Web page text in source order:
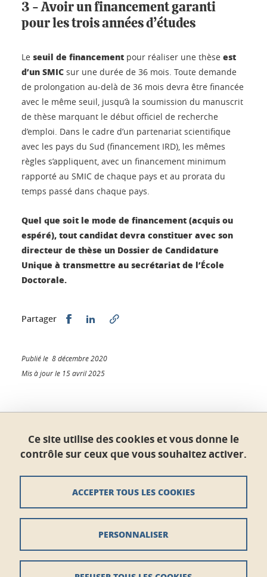
3 - Avoir un financement garanti
pour les trois années d’études
Le seuil de financement pour réaliser une thèse est
d’un SMIC sur une durée de 36 mois. Toute demande
de prolongation au-delà de 36 mois devra être financée
avec le même seuil, jusqu’à la soumission du manuscrit
de thèse marquant le début officiel de recherche
d’emploi. Dans le cadre d’un partenariat scientifique
avec les pays du Sud (financement IRD), les mêmes
règles s’appliquent, avec un financement minimum
rapporté au SMIC de chaque pays et au prorata du
temps passé dans chaque pays.
Quel que soit le mode de financement (acquis ou
espéré), tout candidat devra constituer avec son
directeur de thèse un Dossier de Candidature
Unique à transmettre au secrétariat de l’École
Doctorale.
Partager Partager sur Facebook
Partager sur LinkedIn
Publié le 8 décembre 2020
Mis à jour le 15 avril 2025
École doctorale STEP
Maison du doctorat Jean Kuntzmann
110 rue de la Chimie 38400 Saint-Martin-d'Hères
ed-step@univ-grenoble-alpes.fr
Crédits
Ce site utilise des cookies et vous donne le
contrôle sur ceux que vous souhaitez activer.
ACCEPTER TOUS LES COOKIES
PERSONNALISER